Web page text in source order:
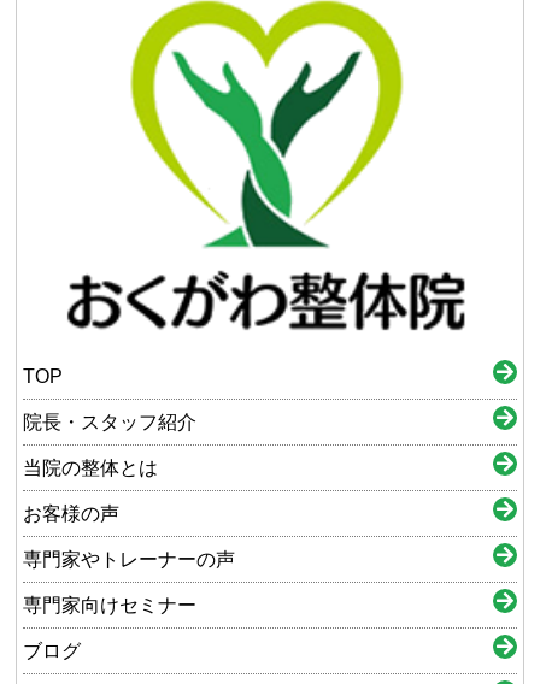
TOP
院長・スタッフ紹介
当院の整体とは
お客様の声
専門家やトレーナーの声
専門家向けセミナー
ブログ